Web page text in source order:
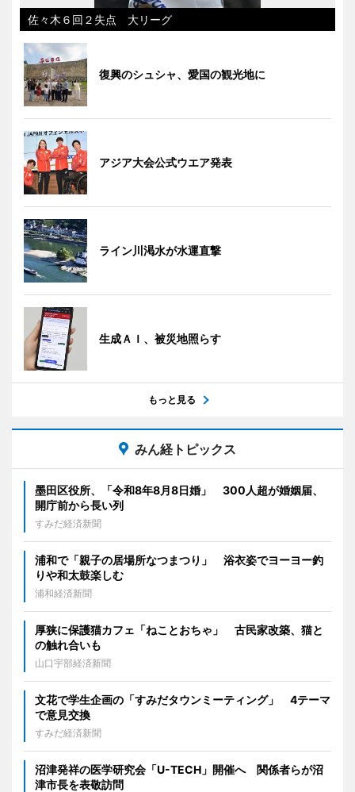
佐々木６回２失点 大リーグ
復興のシュシャ、愛国の観光地に
アジア大会公式ウエア発表
ライン川渇水が水運直撃
生成ＡＩ、被災地照らす
もっと見る
みん経トピックス
墨田区役所、「令和8年8月8日婚」 300人超が婚姻届、
開庁前から長い列
すみだ経済新聞
浦和で「親子の居場所なつまつり」 浴衣姿でヨーヨー釣
りや和太鼓楽しむ
浦和経済新聞
厚狭に保護猫カフェ「ねことおちゃ」 古民家改築、猫と
の触れ合いも
山口宇部経済新聞
文花で学生企画の「すみだタウンミーティング」 4テーマ
で意見交換
すみだ経済新聞
沼津発祥の医学研究会「U-TECH」開催へ 関係者らが沼
津市長を表敬訪問